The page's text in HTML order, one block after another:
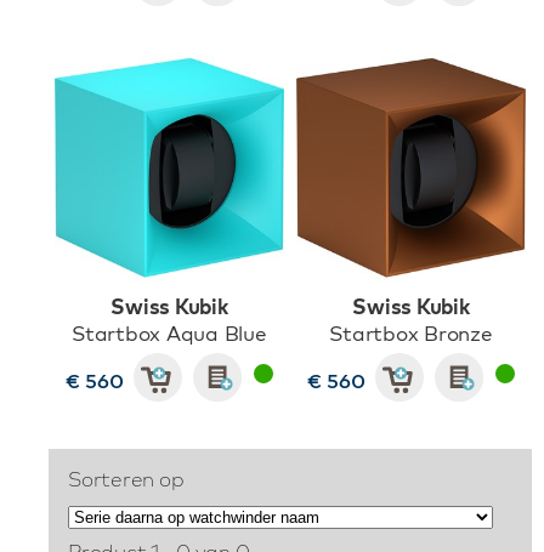
Swiss Kubik
Startbox Aqua Blue
€ 560
Swiss Kubik
Startbox Bronze
€ 560
Sorteren op